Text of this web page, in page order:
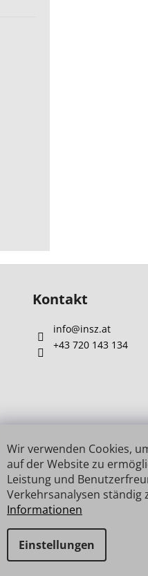
Wir verwenden Cookies,
auf der Website zu
Leistung und
Verkehrsanalysen ständig
Informationen
Einstellungen
→ schnelle
Kontakt
info@insz.at
+43 720 143 134